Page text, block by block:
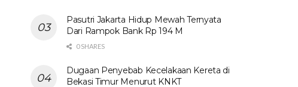
Pasutri Jakarta Hidup Mewah Ternyata
Dari Rampok Bank Rp 194 M
0 SHARES
Dugaan Penyebab Kecelakaan Kereta di
Bekasi Timur Menurut KNKT